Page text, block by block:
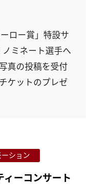
ロー賞」特設サ
ミネート選手へ
真の投稿を受付
ケットのプレゼ
ション
ーコンサート